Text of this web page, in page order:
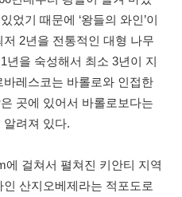
었기 때문에 ‘왕들의 와인’이
2년을 전통적인 대형 나무
을 숙성해서 최소 3년이 지
레스코는 바롤로와 인접한
곳에 있어서 바롤로보다는
알려져 있다.
에 걸쳐서 펼쳐진 키안티 지역
산지오베제라는 적포도로